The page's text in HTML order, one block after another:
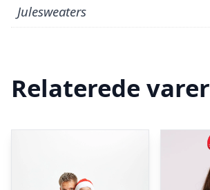
Julesweaters
Relaterede varer